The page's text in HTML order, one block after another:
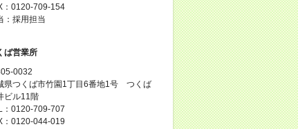
：0120-709-154
：採用担当
ば営業所
0032
県つくば市竹園1丁目6番地1号 つくば
ビル11階
：0120-709-707
：0120-044-019